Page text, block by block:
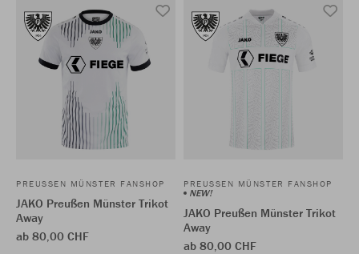
PREUSSEN MÜNSTER FANSHOP
JAKO Preußen Münster Trikot
Away
ab 80,00 CHF
PREUSSEN MÜNSTER FANSHOP
NEW!
JAKO Preußen Münster Trikot
Away
ab 80,00 CHF